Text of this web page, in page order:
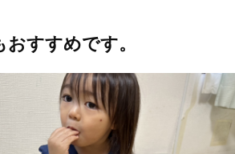
すすめです。